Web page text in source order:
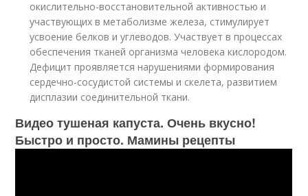
окислительно-восстановительной активностью и
участвующих в метаболизме железа, стимулирует
усвоение белков и углеводов. Участвует в процессах
обеспечения тканей организма человека кислородом.
Дефицит проявляется нарушениями формирования
сердечно-сосудистой системы и скелета, развитием
дисплазии соединительной ткани.
Видео тушеная капуста. Очень вкусно!
Быстро и просто. Мамины рецепты